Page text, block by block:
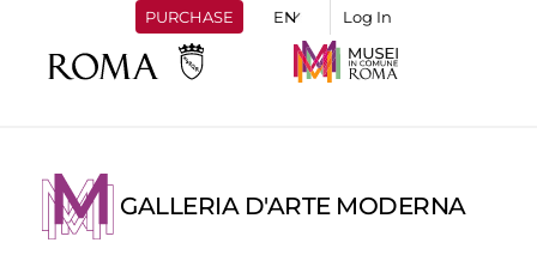
PURCHASE Log In
GALLERIA D'ARTE MODERNA